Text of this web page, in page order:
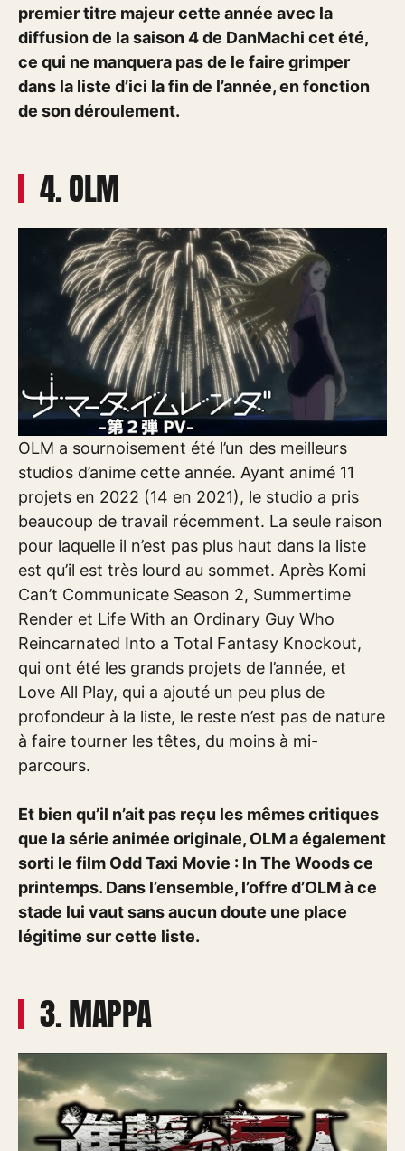
premier titre majeur cette année avec la
diffusion de la saison 4 de DanMachi cet été,
ce qui ne manquera pas de le faire grimper
dans la liste d’ici la fin de l’année, en fonction
de son déroulement.
4. OLM
OLM a sournoisement été l’un des meilleurs
studios d’anime cette année. Ayant animé 11
projets en 2022 (14 en 2021), le studio a pris
beaucoup de travail récemment. La seule raison
pour laquelle il n’est pas plus haut dans la liste
est qu’il est très lourd au sommet. Après Komi
Can’t Communicate Season 2, Summertime
Render et Life With an Ordinary Guy Who
Reincarnated Into a Total Fantasy Knockout,
qui ont été les grands projets de l’année, et
Love All Play, qui a ajouté un peu plus de
profondeur à la liste, le reste n’est pas de nature
à faire tourner les têtes, du moins à mi-
parcours.
Et bien qu’il n’ait pas reçu les mêmes critiques
que la série animée originale, OLM a également
sorti le film Odd Taxi Movie : In The Woods ce
printemps. Dans l’ensemble, l’offre d’OLM à ce
stade lui vaut sans aucun doute une place
légitime sur cette liste.
3. MAPPA